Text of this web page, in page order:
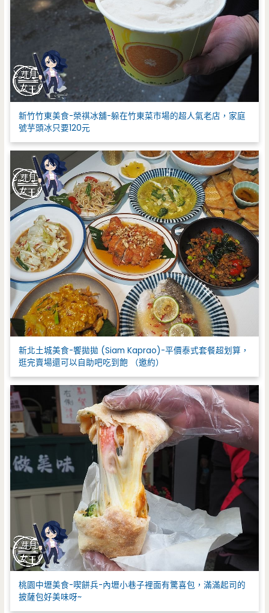
新竹竹東美食-榮祺冰舖-躲在竹東菜市場的超人氣老店，家庭
號芋頭冰只要120元
新北土城美食-饗拋拋 (Siam Kaprao)-平價泰式套餐超划算，
逛完賣場還可以自助吧吃到飽 （邀約）
桃園中壢美食-喫餅兵-內壢小巷子裡面有驚喜包，滿滿起司的
披薩包好美味呀~